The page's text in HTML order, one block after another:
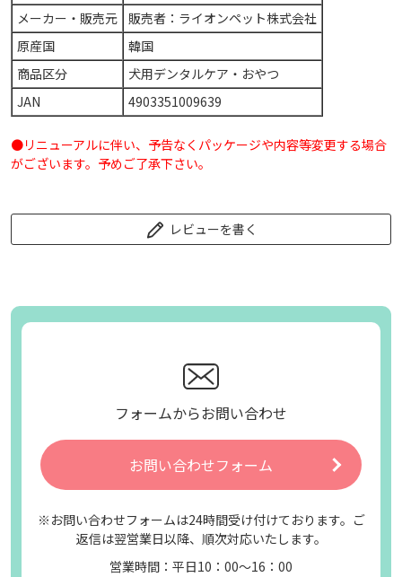
メーカー・販売元
販売者：ライオンペット株式会社
原産国
韓国
商品区分
犬用デンタルケア・おやつ
JAN
4903351009639
●リニューアルに伴い、予告なくパッケージや内容等変更する場合
がございます。予めご了承下さい。
レビューを書く
フォームからお問い合わせ
お問い合わせフォーム
※お問い合わせフォームは24時間受け付けております。ご
返信は翌営業日以降、順次対応いたします。
営業時間：平日10：00～16：00